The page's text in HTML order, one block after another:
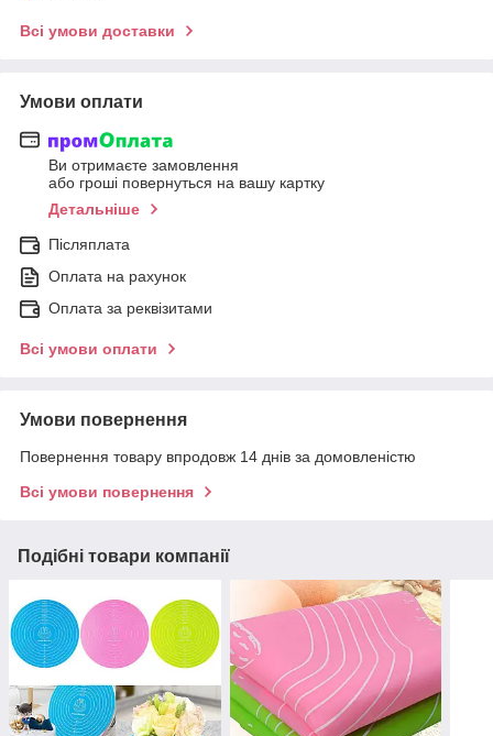
Всі умови доставки
Умови оплати
Ви отримаєте замовлення
або гроші повернуться на вашу картку
Детальніше
Післяплата
Оплата на рахунок
Оплата за реквізитами
Всі умови оплати
Умови повернення
Повернення товару впродовж 14 днів за домовленістю
Всі умови повернення
Подібні товари компанії